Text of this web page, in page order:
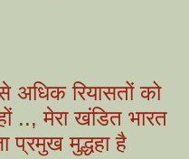
रियासतों को
.., मेरा खंडित भारत
प्रमुख मुद्धहा है